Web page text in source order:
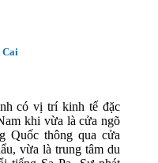
Cai
có vị trí kinh tế đặc
khi vừa là cửa ngõ
Quốc thông qua cửa
vừa là trung tâm du